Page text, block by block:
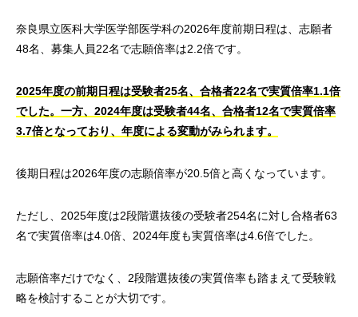
奈良県立医科大学医学部医学科の2026年度前期日程は、志願者
48名、募集人員22名で志願倍率は2.2倍です。
2025年度の前期日程は受験者25名、合格者22名で実質倍率1.1倍
でした。一方、2024年度は受験者44名、合格者12名で実質倍率
3.7倍となっており、年度による変動がみられます。
後期日程は2026年度の志願倍率が20.5倍と高くなっています。
ただし、2025年度は2段階選抜後の受験者254名に対し合格者63
名で実質倍率は4.0倍、2024年度も実質倍率は4.6倍でした。
志願倍率だけでなく、2段階選抜後の実質倍率も踏まえて受験戦
略を検討することが大切です。